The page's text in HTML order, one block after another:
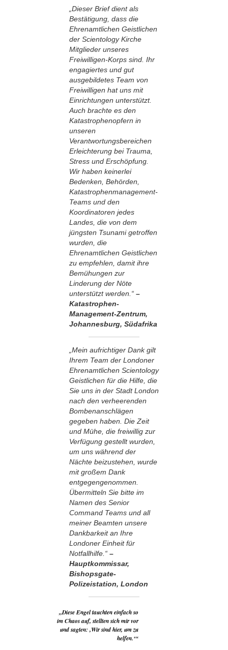
„Dieser Brief dient als
Bestätigung, dass die
Ehrenamtlichen Geistlichen
der Scientology Kirche
Mitglieder unseres
Freiwilligen-Korps sind. Ihr
engagiertes und gut
ausgebildetes Team von
Freiwilligen hat uns mit
Einrichtungen unterstützt.
Auch brachte es den
Katastrophenopfern in
unseren
Verantwortungsbereichen
Erleichterung bei Trauma,
Stress und Erschöpfung.
Wir haben keinerlei
Bedenken, Behörden,
Katastrophen­management-
Teams und den
Koordinatoren jedes
Landes, die von dem
jüngsten Tsunami getroffen
wurden, die
Ehrenamtlichen Geistlichen
zu empfehlen, damit ihre
Bemühungen zur
Linderung der Nöte
unterstützt werden.“ –
Katastrophen-
Management-Zentrum,
Johannesburg, Südafrika
„Mein aufrichtiger Dank gilt
Ihrem Team der Londoner
Ehrenamtlichen Scientology
Geistlichen für die Hilfe, die
Sie uns in der Stadt London
nach den verheerenden
Bombenanschlägen
gegeben haben. Die Zeit
und Mühe, die freiwillig zur
Verfügung gestellt wurden,
um uns während der
Nächte beizustehen, wurde
mit großem Dank
entgegengenommen.
Übermitteln Sie bitte im
Namen des Senior
Command Teams und all
meiner Beamten unsere
Dankbarkeit an Ihre
Londoner Einheit für
Notfallhilfe.“ –
Hauptkommissar,
Bishopsgate-
Polizeistation, London
„Diese Engel tauchten einfach so
im Chaos auf, stellten sich mir vor
und sagten: ,Wir sind hier, um zu
helfen.‘“